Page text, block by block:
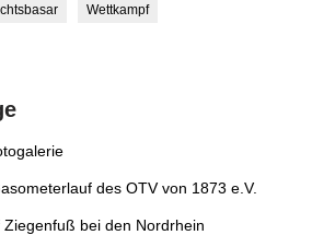
Wettkampf
des OTV von 1873 e.V.
bei den Nordrhein